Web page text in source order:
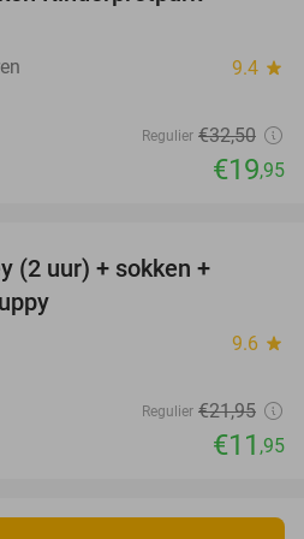
9.4 star
Regulier €32,50
€19,95
(2 uur) + sokken +
9.6 star
Regulier €21,95
€11 ,95